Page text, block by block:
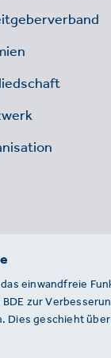
einwandfreie
zur
geschieht